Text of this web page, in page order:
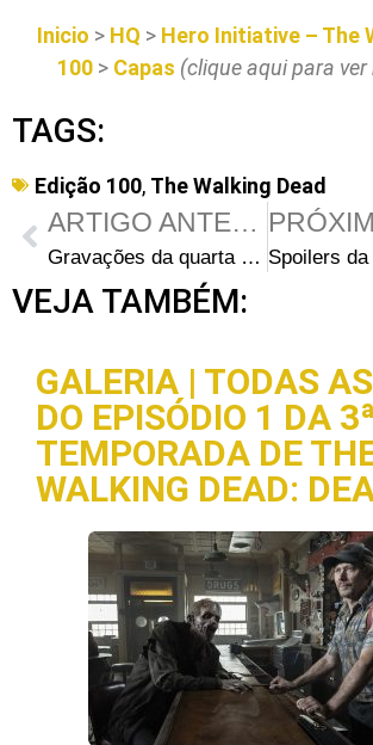
Inicio > HQ > Hero Initiative – The
100> Capas (clique aqui para
TAGS:
Edição 100, The Walking Dead
ARTIGO ANTERIOR
Gravações da quarta temporada na Avenida Dolly Nixon na terça-feira
VEJA TAMBÉM:
GALERIA | TODAS
DO EPISÓDIO 1 DA 3ª
TEMPORADA DE
WALKING DEAD: